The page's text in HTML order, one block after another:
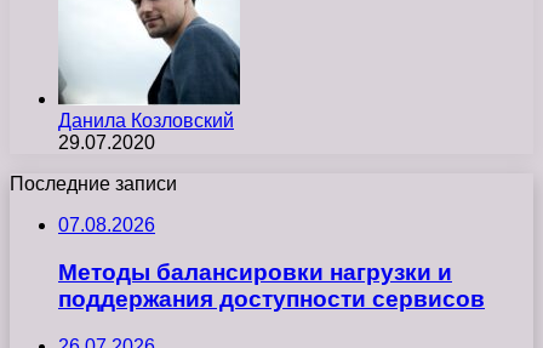
Данила Козловский
29.07.2020
Последние записи
07.08.2026
Методы балансировки нагрузки и
поддержания доступности сервисов